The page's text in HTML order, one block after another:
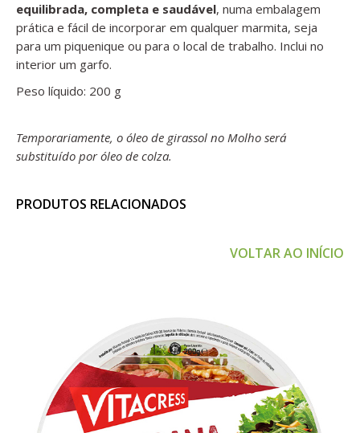
equilibrada, completa e saudável, numa embalagem
prática e fácil de incorporar em qualquer marmita, seja
para um piquenique ou para o local de trabalho. Inclui no
interior um garfo.
Peso líquido: 200 g
Temporariamente, o óleo de girassol no Molho será
substituído por óleo de colza.
PRODUTOS RELACIONADOS
VOLTAR AO INÍCIO